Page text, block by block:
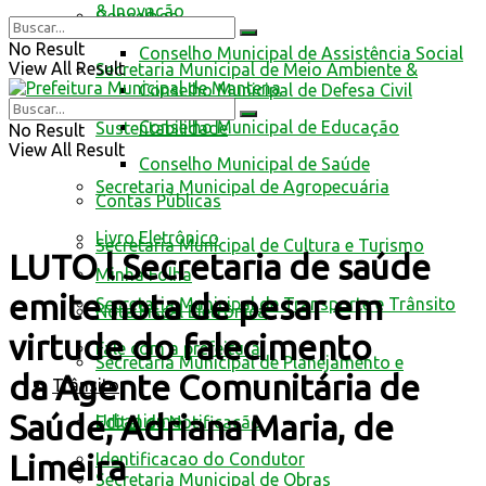
Conselhos
Conselho Municipal de Assistência Social
Conselho Municipal de Defesa Civil
Conselho Municipal de Educação
Conselho Municipal de Saúde
Contas Públicas
Livro Eletrônico
Minha Folha
Nota Fiscal Eletrônica
Fale com a prefeitura
Trânsito
Edital de Notificação
Identificacao do Condutor
& Inovação
Secretaria Municipal de Meio Ambiente &
Sustentabilidade
Secretaria Municipal de Agropecuária
Secretaria Municipal de Cultura e Turismo
Secretaria Municipal de Transporte e Trânsito
Secretaria Municipal de Planejamento e
Urbanismo
Secretaria Municipal de Obras
No Result
View All Result
No Result
View All Result
LUTO l Secretaria de saúde
emite nota de pesar em
virtude do falecimento
da Agente Comunitária de
Saúde, Adriana Maria, de
Limeira